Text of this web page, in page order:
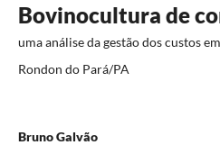
Bovinocultura de
uma análise da gestão dos custos
Rondon do Pará/PA
Bruno Galvão